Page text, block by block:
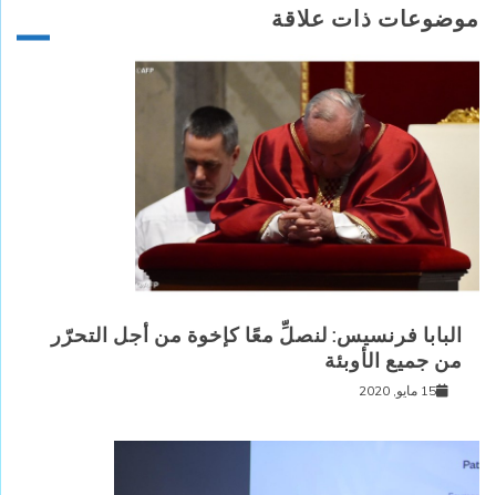
موضوعات ذات علاقة
البابا فرنسيس: لنصلِّ معًا كإخوة من أجل التحرّر
من جميع الأوبئة
15 مايو, 2020